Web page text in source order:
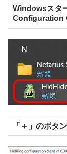
Windowsスタ
Configuration
「＋」のボタ